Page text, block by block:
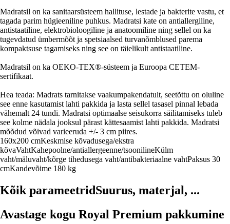
Madratsil on ka sanitaarsüsteem hallituse, lestade ja bakterite vastu, et
tagada parim hügieeniline puhkus. Madratsi kate on antiallergiline,
antistaatiline, elektrobioloogiline ja anatoomiline ning sellel on ka
tugevdatud ümbermõõt ja spetsiaalsed turvanõmblused parema
kompaktsuse tagamiseks ning see on täielikult antistaatiline.
Madratsil on ka OEKO-TEX®-süsteem ja Euroopa CETEM-
sertifikaat.
Hea teada: Madrats tarnitakse vaakumpakendatult, seetõttu on oluline
see enne kasutamist lahti pakkida ja lasta sellel tasasel pinnal lebada
vähemalt 24 tundi. Madratsi optimaalse seisukorra säilitamiseks tuleb
see kolme nädala jooksul pärast kättesaamist lahti pakkida. Madratsi
mõõdud võivad varieeruda +/- 3 cm piires.
160x200 cmKeskmise kõvadusega/ekstra
kõvaVahtKahepoolne/antiallergeenne/tsoonilineKülm
vaht/mäluvaht/kõrge tihedusega vaht/antibakteriaalne vahtPaksus 30
cmKandevõime 180 kg
Kõik parameetridSuurus, materjal, ...
Avastage kogu Royal Premium pakkumine